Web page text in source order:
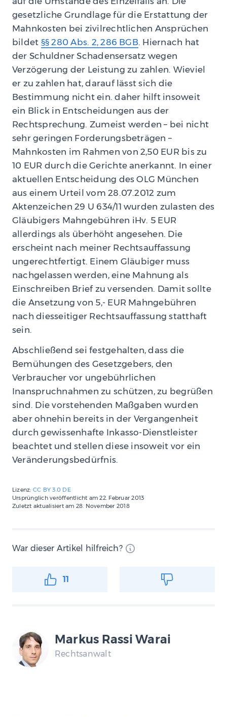
gesetzliche Grundlage für die Erstattung der
Mahnkosten bei zivilrechtlichen Ansprüchen
bildet §§ 280 Abs. 2, 286 BGB. Hiernach hat
der Schuldner Schadensersatz wegen
Verzögerung der Leistung zu zahlen. Wieviel
er zu zahlen hat, darauf lässt sich die
Bestimmung nicht ein. daher hilft insoweit
ein Blick in Entscheidungen aus der
Rechtsprechung. Zumeist werden – bei nicht
sehr geringen Forderungsbeträgen –
Mahnkosten im Rahmen von 2,50 EUR bis zu
10 EUR durch die Gerichte anerkannt. In einer
aktuellen Entscheidung des OLG München
aus einem Urteil vom 28.07.2012 zum
Aktenzeichen 29 U 634/11 wurden zulasten des
Gläubigers Mahngebühren iHv. 5 EUR
allerdings als überhöht angesehen. Die
erscheint nach meiner Rechtsauffassung
ungerechtfertigt. Einem Gläubiger muss
nachgelassen werden, eine Mahnung als
Einschreiben Brief zu versenden. Damit sollte
die Ansetzung von 5,- EUR Mahngebühren
nach diesseitiger Rechtsauffassung statthaft
sein.
Abschließend sei festgehalten, dass die
Bemühungen des Gesetzgebers, den
Verbraucher vor ungebührlichen
Inanspruchnahmen zu schützen, zu begrüßen
sind. Die vorstehenden Maßgaben wurden
aber ohnehin bereits in der Vergangenheit
durch gewissenhafte Inkasso-Dienstleister
beachtet und stellen diese insoweit vor ein
Veränderungsbedürfnis.
Lizenz: CC BY 3.0 DE
Ursprünglich veröffentlicht am22. Februar 2013
Zuletzt aktualisiert am 28. November 2018
War dieser Artikel hilfreich?
11
Markus Rassi Warai
Rechtsanwalt